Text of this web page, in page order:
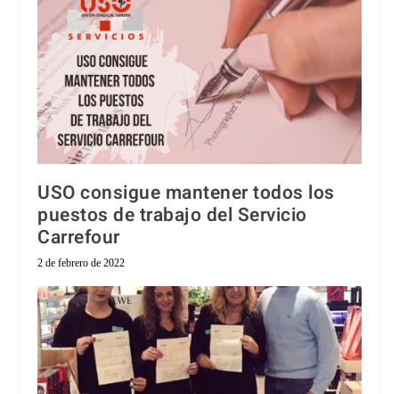
USO consigue mantener todos los
puestos de trabajo del Servicio
Carrefour
2 de febrero de 2022